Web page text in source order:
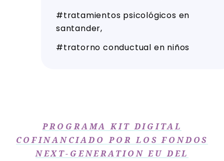
tratamientos psicológicos en
santander
tratorno conductual en niños
PROGRAMA KIT DIGITAL
COFINANCIADO POR LOS FONDOS
NEXT-GENERATION EU DEL